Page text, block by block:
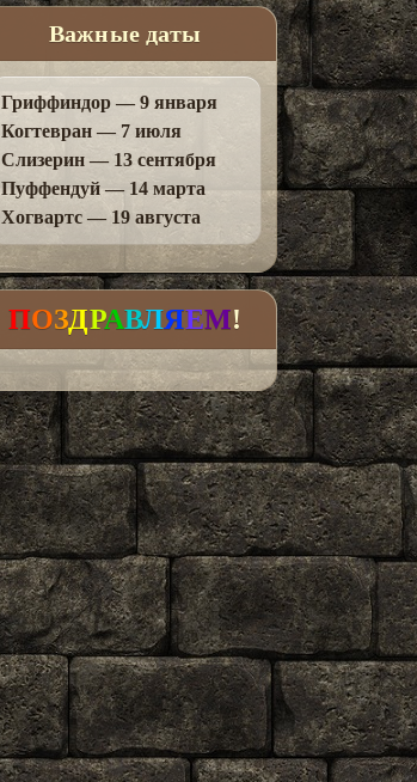
Важные даты
Гриффиндор — 9 января
Когтевран — 7 июля
Слизерин — 13 сентября
Пуффендуй — 14 марта
Хогвартс — 19 августа
ПОЗДРАВЛЯЕМ!